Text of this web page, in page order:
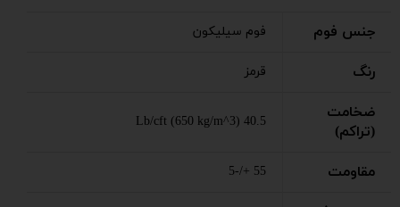
جنس فوم فوم سیلیکون
رنگ قرمز
ضخامت
(تراکم)
40.5 Lb/cft (650 kg/m^3)
مقاومت 55 +/-5